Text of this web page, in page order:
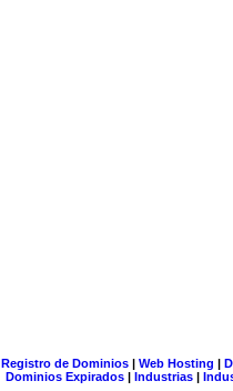
Registro de Dominios| Web Hosting |
Dominios Expirados | Industrias |